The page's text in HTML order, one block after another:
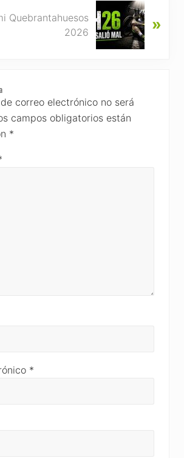
Quebrantahuesos
2026
»
correo electrónico no será
campos obligatorios están
*
*